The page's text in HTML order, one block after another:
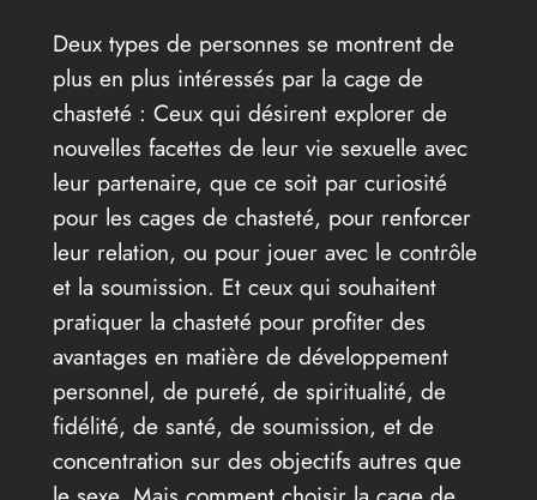
Deux types de personnes se montrent de
plus en plus intéressés par la cage de
chasteté : Ceux qui désirent explorer de
nouvelles facettes de leur vie sexuelle avec
leur partenaire, que ce soit par curiosité
pour les cages de chasteté, pour renforcer
leur relation, ou pour jouer avec le contrôle
et la soumission. Et ceux qui souhaitent
pratiquer la chasteté pour profiter des
avantages en matière de développement
personnel, de pureté, de spiritualité, de
fidélité, de santé, de soumission, et de
concentration sur des objectifs autres que